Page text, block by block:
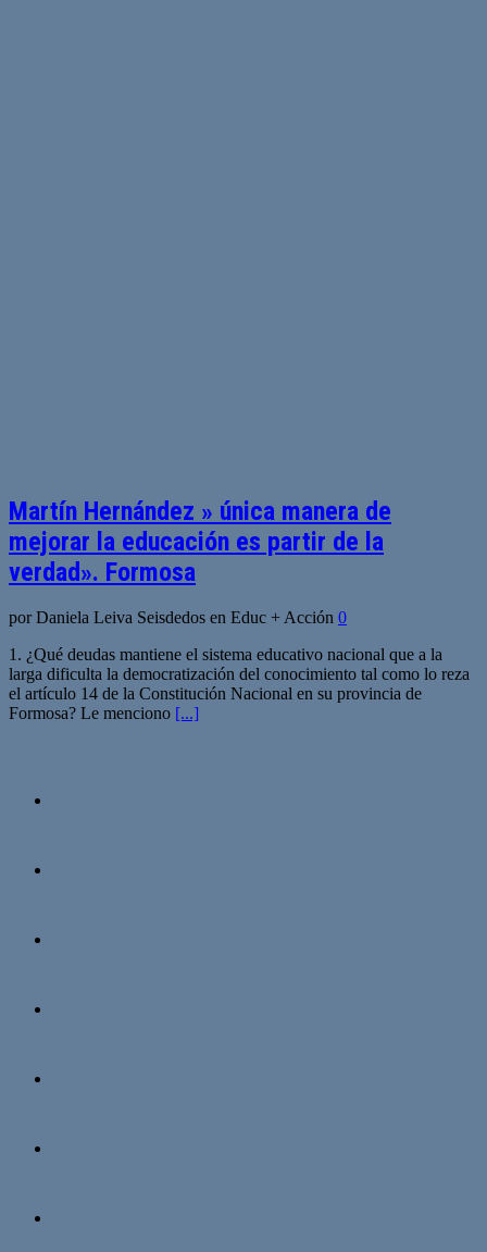
Martín Hernández » única manera de
mejorar la educación es partir de la
verdad». Formosa
por Daniela Leiva Seisdedos en Educ + Acción 0
1. ¿Qué deudas mantiene el sistema educativo nacional que a la
larga dificulta la democratización del conocimiento tal como lo reza
el artículo 14 de la Constitución Nacional en su provincia de
Formosa? Le menciono [...]